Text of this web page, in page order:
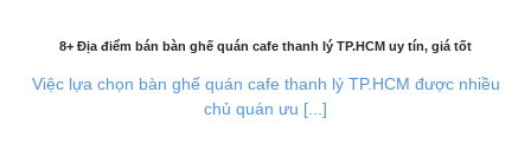
8+ Địa điểm bán bàn ghế quán cafe thanh lý TP.HCM uy tín, giá tốt
Việc lựa chọn bàn ghế quán cafe thanh lý TP.HCM được nhiều
chủ quán ưu [...]